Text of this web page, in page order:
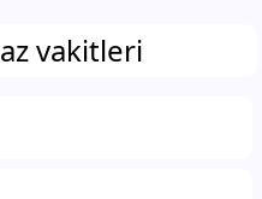
vakitleri